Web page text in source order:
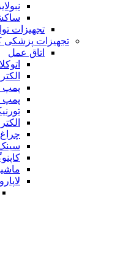
تجهیزات
تجهیزات پزشکی
اتاق عمل
پمپ
پمپ